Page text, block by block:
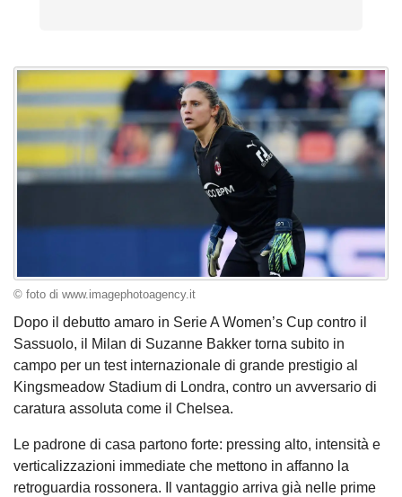
© foto di www.imagephotoagency.it
Dopo il debutto amaro in Serie A Women’s Cup contro il
Sassuolo, il Milan di Suzanne Bakker torna subito in
campo per un test internazionale di grande prestigio al
Kingsmeadow Stadium di Londra, contro un avversario di
caratura assoluta come il Chelsea.
Le padrone di casa partono forte: pressing alto, intensità e
verticalizzazioni immediate che mettono in affanno la
retroguardia rossonera. Il vantaggio arriva già nelle prime